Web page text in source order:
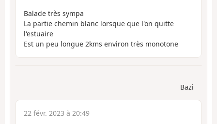
Balade très sympa
La partie chemin blanc lorsque que l'on quitte
l'estuaire
Est un peu longue 2kms environ très monotone
Bazi
22 févr. 2023 à 20:49